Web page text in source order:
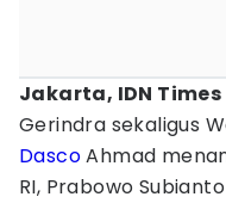
Jakarta, IDN Times
Gerindra sekaligus
DascoAhmad
RI, Prabowo